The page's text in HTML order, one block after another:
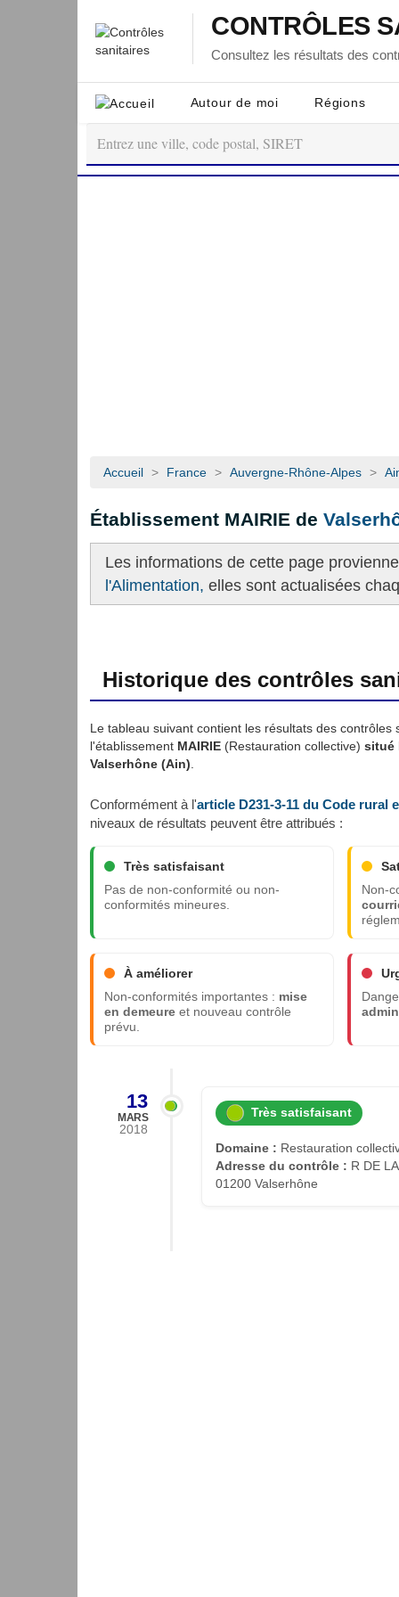
CONTRÔLES
Consultez les résultats des
Autour de moi Régions
Accueil > France > Auvergne-Rhône-Alpes >
Établissement MAIRIE de
Les informations de cette page
l'Alimentation, elles sont actualisées
Historique des contrôles
Le tableau suivant contient les résultats des contrôles
l'établissement MAIRIE (Restauration collective) situé
Valserhône (Ain)
Conformément à l'article D231-3-11 du Code rural
niveaux de résultats peuvent être attribués :
Très satisfaisant
Pas de non-conformité ou non-
conformités mineures.
Non-
À améliorer
Non-conformités importantes : mise
en demeure et nouveau contrôle
prévu.
13
MARS
2018
Très satisfaisant
Domaine : Restauration
Adresse du contrôle : R DE
01200 Valserhône